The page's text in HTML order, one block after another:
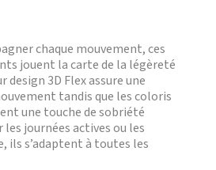
chaque mouvement, ces
jouent la carte de la légèreté
design 3D Flex assure une
tandis que les coloris
une touche de sobriété
journées actives ou les
ils s’adaptent à toutes les